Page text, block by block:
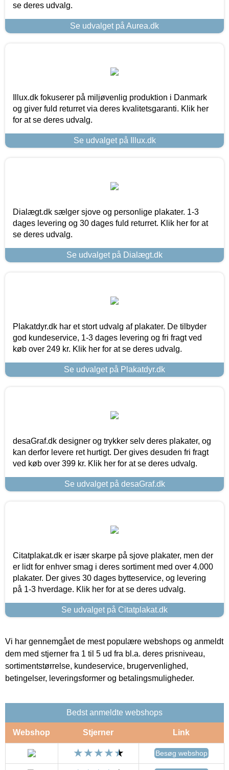
se deres udvalg.
Se udvalget på Aurea.dk
Illux.dk fokuserer på miljøvenlig produktion i Danmark
og giver fuld returret via deres kvalitetsgaranti. Klik her
for at se deres udvalg.
Se udvalget på Illux.dk
Dialægt.dk sælger sjove og personlige plakater. 1-3
dages levering og 30 dages fuld returret. Klik her for at
se deres udvalg.
Se udvalget på Dialægt.dk
Plakatdyr.dk har et stort udvalg af plakater. De tilbyder
god kundeservice, 1-3 dages levering og fri fragt ved
køb over 249 kr. Klik her for at se deres udvalg.
Se udvalget på Plakatdyr.dk
desaGraf.dk designer og trykker selv deres plakater, og
kan derfor levere ret hurtigt. Der gives desuden fri fragt
ved køb over 399 kr. Klik her for at se deres udvalg.
Se udvalget på desaGraf.dk
Citatplakat.dk er især skarpe på sjove plakater, men der
er lidt for enhver smag i deres sortiment med over 4.000
plakater. Der gives 30 dages bytteservice, og levering
på 1-3 hverdage. Klik her for at se deres udvalg.
Se udvalget på Citatplakat.dk
Vi har gennemgået de mest populære webshops og anmeldt
dem med stjerner fra 1 til 5 ud fra bl.a. deres prisniveau,
sortimentstørrelse, kundeservice, brugervenlighed,
betingelser, leveringsformer og betalingsmuligheder.
Bedst anmeldte webshops
Webshop Stjerner Link
Besøg webshop